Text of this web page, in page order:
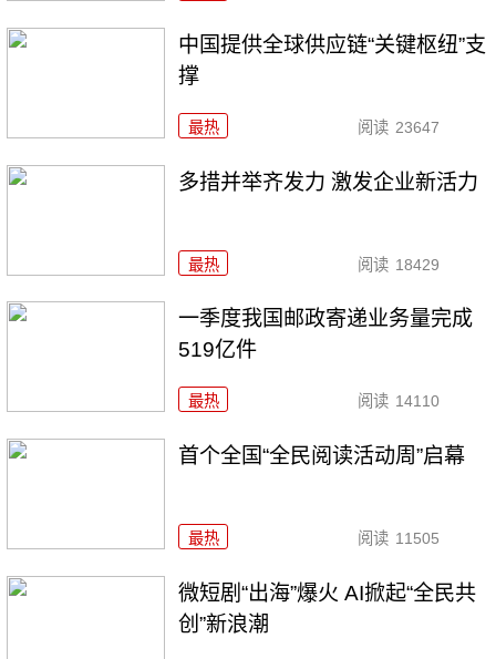
中国提供全球供应链“关键枢纽”支
撑
最热 阅读 23647
多措并举齐发力 激发企业新活力
最热 阅读 18429
一季度我国邮政寄递业务量完成
519亿件
最热 阅读 14110
首个全国“全民阅读活动周”启幕
最热 阅读 11505
微短剧“出海”爆火 AI掀起“全民共
创”新浪潮